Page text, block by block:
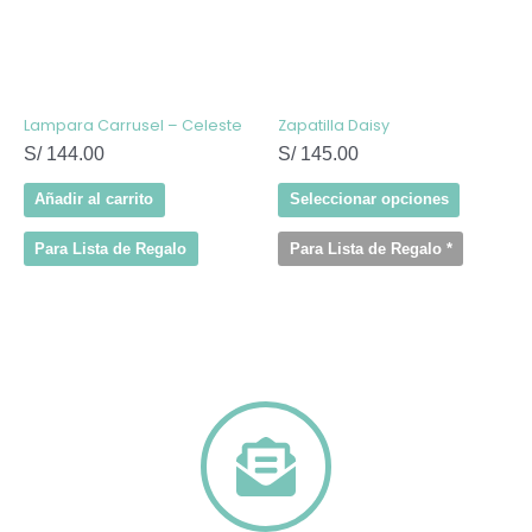
Lampara Carrusel – Celeste
S/144.00
Añadir al carrito
Para Lista de Regalo
Zapatilla Daisy
S/145.00
Seleccionar opciones
Para Lista de Regalo*